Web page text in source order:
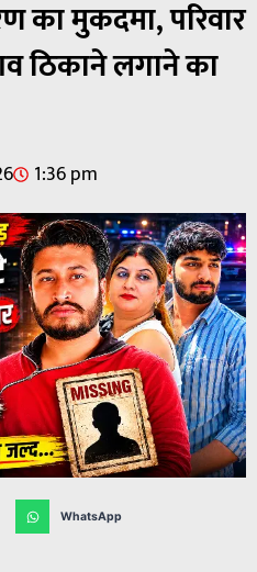
का मुकदमा, परिवार
ठिकाने लगाने का
1:36 pm
WhatsApp